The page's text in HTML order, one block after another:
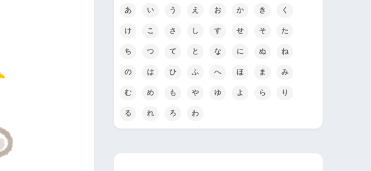
あ い う え お か き く
け こ さ し す せ そ た
ち つ て と な に ぬ ね
の は ひ ふ へ ほ ま み
む め も や ゆ よ ら り
る れ ろ わ